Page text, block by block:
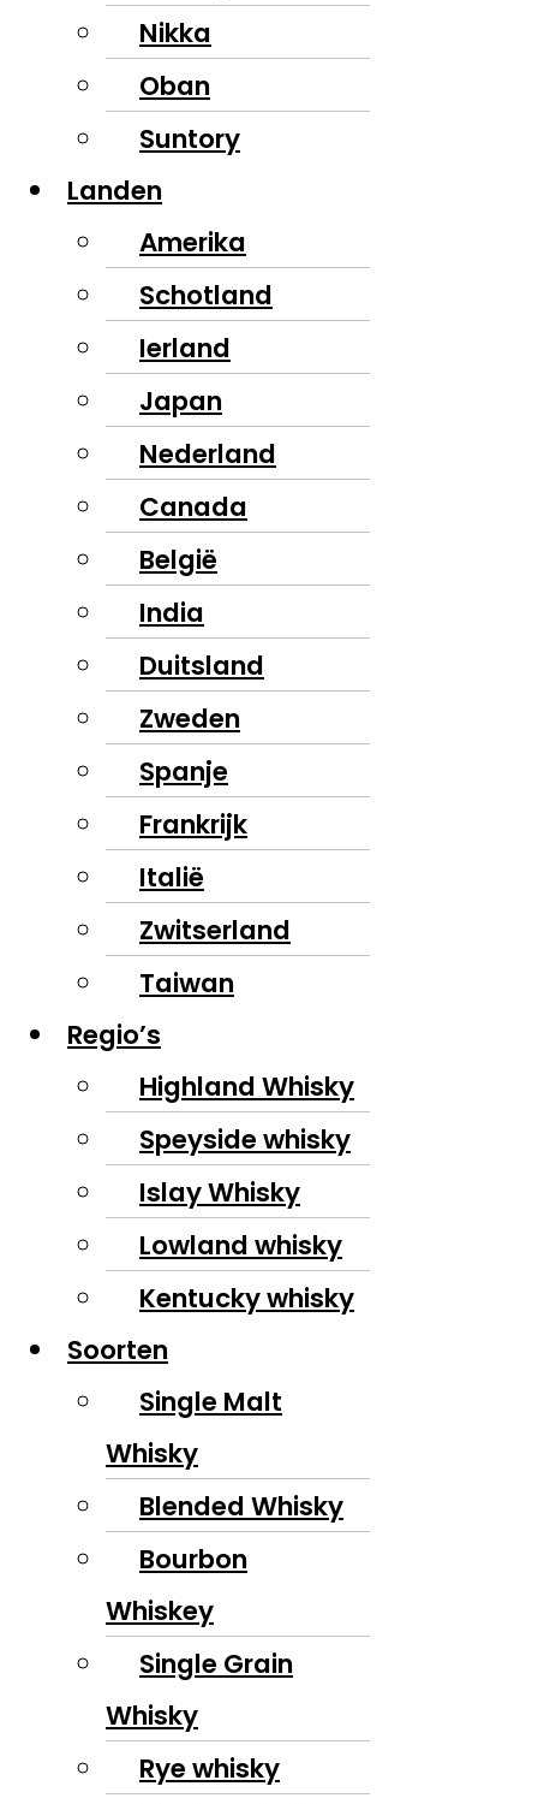
Nikka
Oban
Suntory
Landen
Amerika
Schotland
Ierland
Japan
Nederland
Canada
België
India
Duitsland
Zweden
Spanje
Frankrijk
Italië
Zwitserland
Taiwan
Regio’s
Highland Whisky
Speyside whisky
Islay Whisky
Lowland whisky
Kentucky whisky
Soorten
Single Malt
Whisky
Blended Whisky
Bourbon
Whiskey
Single Grain
Whisky
Rye whisky